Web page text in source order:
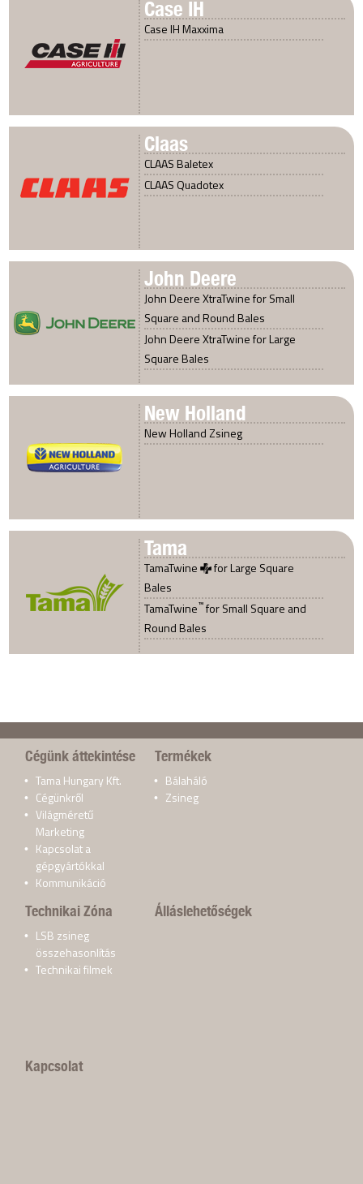
Case IH
Case IH Maxxima
Claas
CLAAS Baletex
CLAAS Quadotex
John Deere
John Deere XtraTwine for Small
Square and Round Bales
John Deere XtraTwine for Large
Square Bales
New Holland
New Holland Zsineg
Tama
TamaTwine
for Large Square
Bales
TamaTwine™for Small Square and
Round Bales
Cégünk áttekintése
Tama Hungary Kft.
Cégünkről
Világméretű
Marketing
Kapcsolat a
gépgyártókkal
Kommunikáció
Termékek
Bálaháló
Zsineg
Technikai Zóna
LSB zsineg
összehasonlítás
Technikai filmek
Álláslehetőségek
Kapcsolat